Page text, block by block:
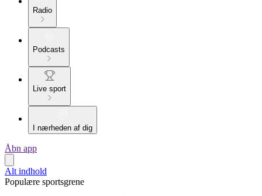
Radio
Podcasts
Live sport
I nærheden af dig
Åbn app
Alt indhold
Populære sportsgrene